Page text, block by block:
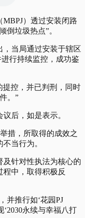
MBPJ）透过安装闭路
倒垃圾热点”。
，当局通过安装于辖区
行持续监控，成功鉴
提控，并已判刑，同时
。”
后，如是表示。
措，所取得的成效之
当行为。
针对性执法为核心的
中，取得积极反
并推行如‘花园PJ
‘2030永续与幸福八打